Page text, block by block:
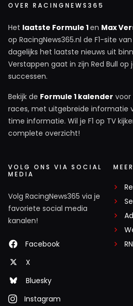
OVER RACINGNEWS365
Het laatste Formule 1en Max
op RacingNews365.nl de F1-site
dagelijks het laatste nieuws uit
Verstappen gaat in zijn Red Bull
successen.
Bekijk de Formule 1 kalender voor
races, met uitgebreide informatie
time informatie. Wil je F1 op TV
complete overzicht!
VOLG ONS VIA SOCIAL
MEDIA
Volg RacingNews365 via je
favoriete social media
kanalen!
Facebook
X
Bluesky
Instagram